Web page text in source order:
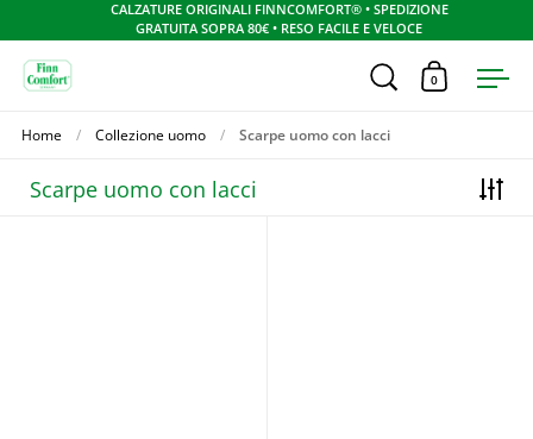
Skip to content
CALZATURE ORIGINALI FINNCOMFORT® • SPEDIZIONE
GRATUITA SOPRA 80€ • RESO FACILE E VELOCE
Apri ricerca
Apri
0
Home / Collezione uomo / Scarpe uomo con lacci
Scarpe uomo con lacci